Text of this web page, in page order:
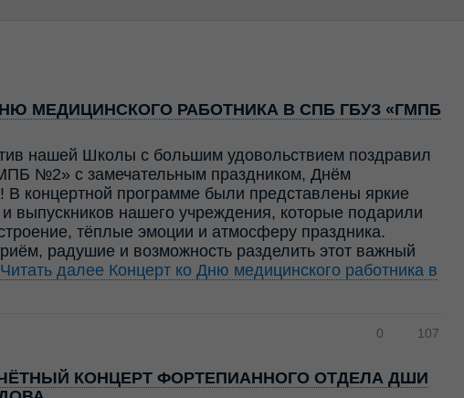
МЕДИЦИНСКОГО РАБОТНИКА В СПБ ГБУЗ «ГМПБ
нашей Школы с большим удовольствием поздравил
№2» с замечательным праздником, Днём
В концертной программе были представлены яркие
выпускников нашего учреждения, которые подарили
тёплые эмоции и атмосферу праздника.
радушие и возможность разделить этот важный
Читать далее Концерт ко Дню медицинского работника в
107
0
КОНЦЕРТ ФОРТЕПИАННОГО ОТДЕЛА ДШИ